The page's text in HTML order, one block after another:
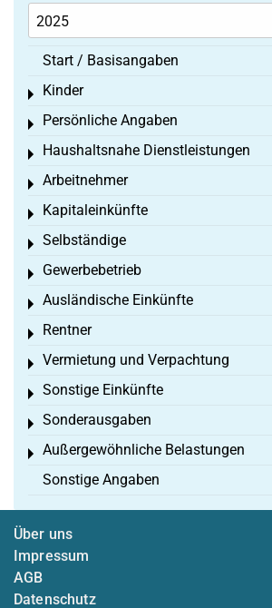
Start / Basisangaben
Kinder
Toggle menu
Persönliche Angaben
Toggle menu
Haushaltsnahe Dienstleistungen
Toggle menu
Arbeitnehmer
Toggle menu
Kapitaleinkünfte
Toggle menu
Selbständige
Toggle menu
Gewerbebetrieb
Toggle menu
Ausländische Einkünfte
Toggle menu
Rentner
Toggle menu
Vermietung und Verpachtung
Toggle menu
Sonstige Einkünfte
Toggle menu
Sonderausgaben
Toggle menu
Außergewöhnliche Belastungen
Toggle menu
Sonstige Angaben
Über uns
Impressum
AGB
Datenschutz